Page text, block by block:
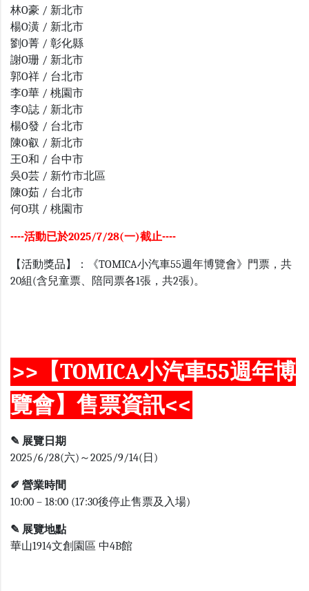
林O豪 / 新北市
楊O潢 / 新北市
劉O菁 / 彰化縣
謝O珊 / 新北市
郭O祥 / 台北市
李O華 / 桃園市
李O誌 / 新北市
楊O發 / 台北市
陳O叡 / 新北市
王O和 / 台中市
吳O芸 / 新竹市北區
陳O茹 / 台北市
何O琪 / 桃園市
----活動已於2025/7/28(一)截止----
【活動獎品】：《TOMICA小汽車55週年博覽會》門票，共
20組(含兒童票、陪同票各1張，共2張)。
>>【TOMICA小汽車55週年博
覽會】售票資訊<<
✎ 展覽日期
2025/6/28(六)～2025/9/14(日)
✐ 營業時間
10:00 – 18:00 (17:30後停止售票及入場)
✎ 展覽地點
華山1914文創園區 中4B館